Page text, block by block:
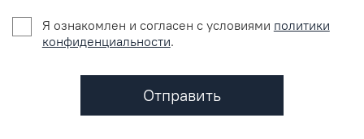
Я ознакомлен и согласен c условиями политики
конфиденциальности.
Отправить